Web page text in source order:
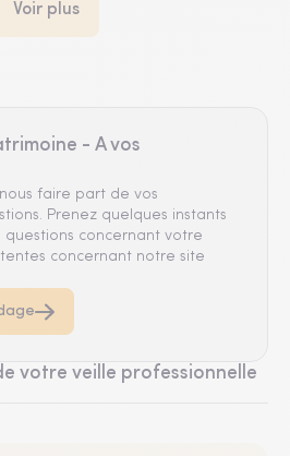
Voir plus
- A vos
faire part de vos
Prenez quelques instants
concernant votre
concernant notre site
votre veille professionnelle